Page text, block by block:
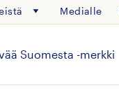
Medialle
Suomesta -merkki